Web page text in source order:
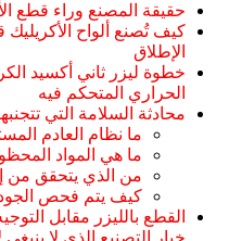
حقيقة المصنع وراء قطع
كيف تُصنع ألواح
الإطلاق
خطوة ليزر ثاني أكسيد
الحراري المتحكم فيه
محادثة السلامة التي
ما نظام العادم
ما هي المواد
من الذي يتحقق من
كيف يتم فحص الجودة
القطع بالليزر مقابل
خيار التصنيع الذي لا